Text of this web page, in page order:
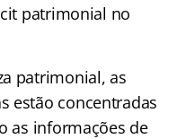
patrimonial no
patrimonial, as
estão concentradas
as informações de